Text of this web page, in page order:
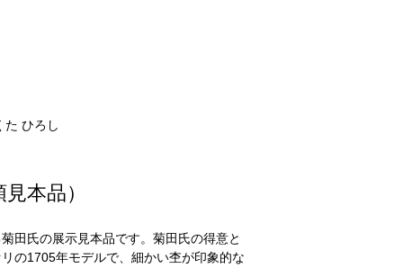
た ひろし
本品）
田氏の展示見本品です。菊田氏の得意と
の1705年モデルで、細かい杢が印象的な